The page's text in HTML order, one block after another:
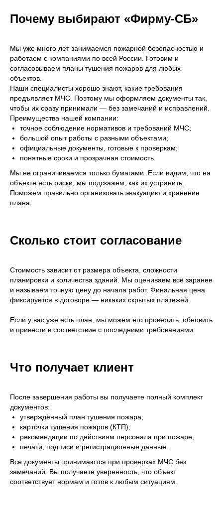
Почему выбирают «Фирму-СБ»
Мы уже много лет занимаемся пожарной безопасностью и
работаем с компаниями по всей России. Готовим и
согласовываем планы тушения пожаров для любых
объектов.
Наши специалисты хорошо знают, какие требования
предъявляет МЧС. Поэтому мы оформляем документы так,
чтобы их сразу принимали — без замечаний и исправлений.
Преимущества нашей компании:
точное соблюдение нормативов и требований МЧС;
большой опыт работы с разными объектами;
официальные документы, готовые к проверкам;
понятные сроки и прозрачная стоимость.
Мы не ограничиваемся только бумагами. Если видим, что на
объекте есть риски, мы подскажем, как их устранить.
Поможем правильно организовать эвакуацию и хранение
плана.
Сколько стоит согласование
Стоимость зависит от размера объекта, сложности
планировки и количества зданий. Мы оцениваем всё заранее
и называем точную цену до начала работ. Финальная цена
фиксируется в договоре — никаких скрытых платежей.
Если у вас уже есть план, мы можем его проверить, обновить
и привести в соответствие с последними требованиями.
Что получает клиент
После завершения работы вы получаете полный комплект
документов:
утверждённый план тушения пожара;
карточки тушения пожаров (КТП);
рекомендации по действиям персонала при пожаре;
печати, подписи и регистрационные данные.
Все документы принимаются при проверках МЧС без
замечаний. Вы получаете уверенность, что объект
соответствует нормам и готов к любым ситуациям.
15
Мы оказываем полный спектр
услуг по пожарной безопасности
по 15 различным направлениям
Мы смонтировали системы
противопожарной защиты
на более чем 200 объектах
200
Более 13 лет мы работаем в сфере
обеспечения пожарной безопасности
20
Мы обеспечиликомплексную защиту
по ПБ на более чем 20 объектах
в регионе
НАРУЖНОГО ПОЖАРНОГО
ВОДОПРОВОДА НА ВОДООТДАЧУ
РИСКОВ